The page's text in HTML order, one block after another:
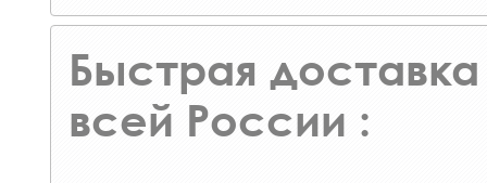
Быстрая доставка
всей России :